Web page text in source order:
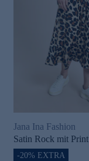
Jana Ina Fashion
Satin Rock mit Print
-20% EXTRA